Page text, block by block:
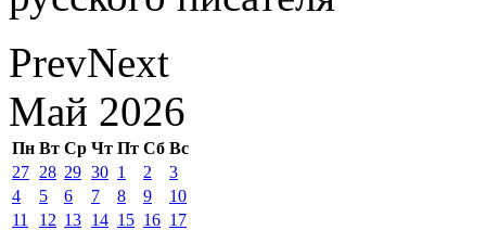
PrevNext
Май 2026
Пн Вт Ср Чт Пт Сб Вс
27 28 29 30 1 2
3
4
5 6 7 8 9
10
11
12 13 14 15 16 17